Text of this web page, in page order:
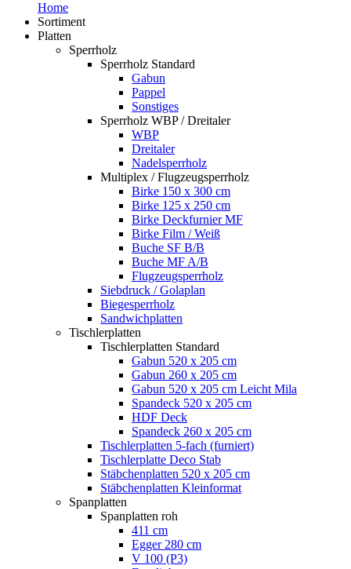
Home
Sortiment
Platten
Sperrholz
Sperrholz Standard
Gabun
Pappel
Sonstiges
Sperrholz WBP / Dreitaler
WBP
Dreitaler
Nadelsperrholz
Multiplex / Flugzeugsperrholz
Birke 150 x 300 cm
Birke 125 x 250 cm
Birke Deckfurnier MF
Birke Film / Weiß
Buche SF B/B
Buche MF A/B
Flugzeugsperrholz
Siebdruck / Golaplan
Biegesperrholz
Sandwichplatten
Tischlerplatten
Tischlerplatten Standard
Gabun 520 x 205 cm
Gabun 260 x 205 cm
Gabun 520 x 205 cm Leicht Mila
Spandeck 520 x 205 cm
HDF Deck
Spandeck 260 x 205 cm
Tischlerplatten 5-fach (furniert)
Tischlerplatte Deco Stab
Stäbchenplatten 520 x 205 cm
Stäbchenplatten Kleinformat
Spanplatten
Spanplatten roh
411 cm
Egger 280 cm
V 100 (P3)